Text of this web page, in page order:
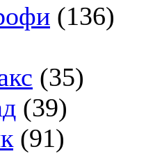
(136)
(35)
(39)
(91)